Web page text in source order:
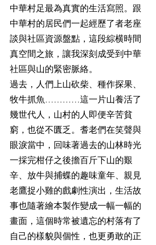
中華村足最為真實的生活寫照。跟
中華村的居民們一起經歷了者老座
談與社區資源盤點，這段綜横時間
真空間之旅，讓我深刻成受到中華
社區與山的緊密脈絡。
過去，人們上山砍柴、種作探果、
牧牛抓魚…………這一片山養活了
幾世代人，山村的人即便辛苦貧
窮，也從不匱乏。耆老們在笑聲與
眼淚當中，回味著過去的山林時光
一採完柑仔之後擔百斤下山的艱
辛、放牛與捕蝶的趣味童年、親見
老鷹捉小雞的戲劇性演出，生活故
事也隨著繪本製作變成一幅一幅的
畫面，這個時常被遺忘的村落有了
自己的樣貌與個性，也更勇敢的正